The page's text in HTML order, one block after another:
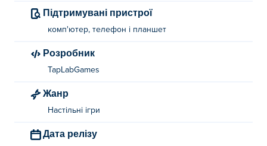
Підтримувані пристрої
комп'ютер, телефон і планшет
Розробник
TapLabGames
Жанр
Настільні ігри
Дата релізу